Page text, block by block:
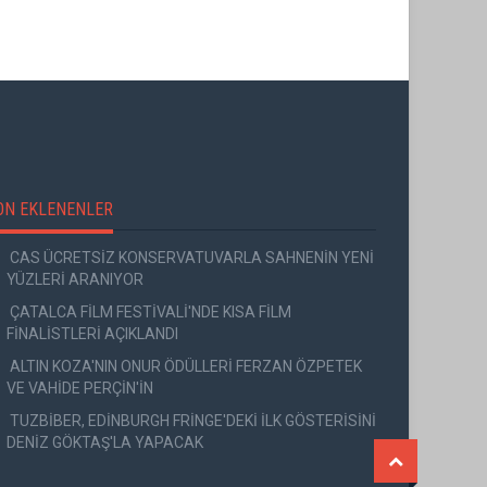
EKLENENLER
CAS ÜCRETSİZ KONSERVATUVARLA SAHNENİN YENİ
YÜZLERİ ARANIYOR
ÇATALCA FİLM FESTİVALİ'NDE KISA FİLM
FİNALİSTLERİ AÇIKLANDI
ALTIN KOZA'NIN ONUR ÖDÜLLERİ FERZAN ÖZPETEK
VE VAHİDE PERÇİN'İN
TUZBİBER, EDİNBURGH FRİNGE'DEKİ İLK GÖSTERİSİNİ
DENİZ GÖKTAŞ'LA YAPACAK